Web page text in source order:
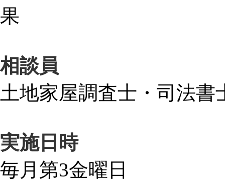
果
相談員
土地家屋調査士・司法書
実施日時
毎月第3金曜日